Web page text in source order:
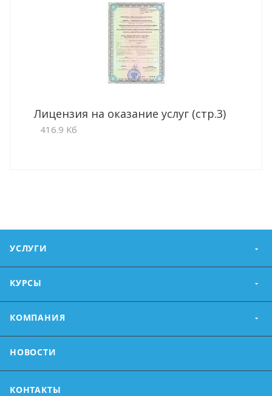
Лицензия на оказание услуг (стр.3)
416.9 Кб
УСЛУГИ
КУРСЫ
КОМПАНИЯ
НОВОСТИ
КОНТАКТЫ